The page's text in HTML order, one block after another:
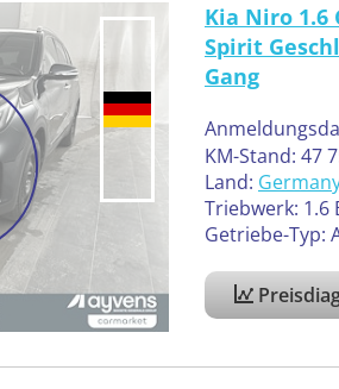
Kia Niro 1.6
Spirit
Gang
KM-Stand: 47
Land:
Triebwerk: 1.6
Getriebe-Typ: